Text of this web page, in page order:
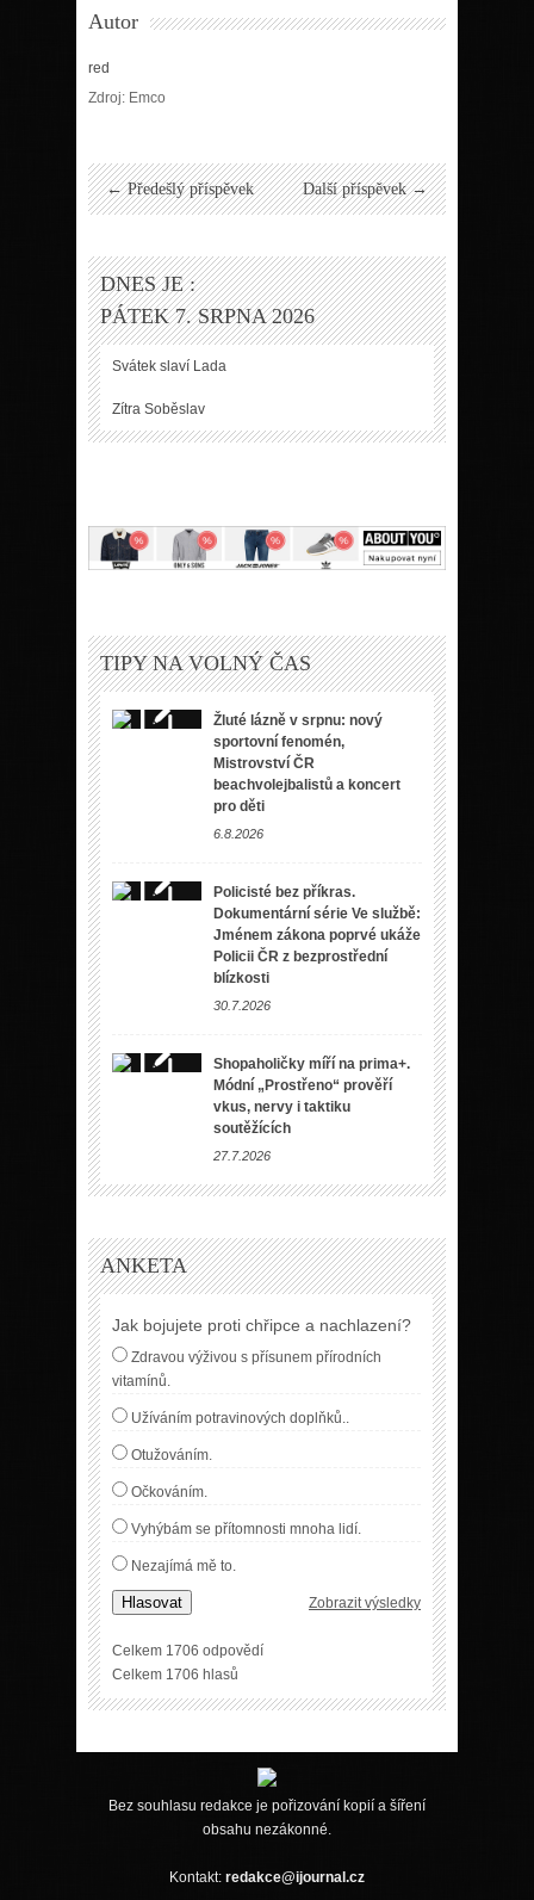
Autor
red
Zdroj: Emco
← Předešlý příspěvek Další příspěvek →
DNES JE :
PÁTEK 7. SRPNA 2026
Svátek slaví Lada
Zítra Soběslav
TIPY NA VOLNÝ ČAS
Žluté lázně v srpnu: nový
sportovní fenomén,
Mistrovství ČR
beachvolejbalistů a koncert
pro děti
6.8.2026
Policisté bez příkras.
Dokumentární série Ve službě:
Jménem zákona poprvé ukáže
Policii ČR z bezprostřední
blízkosti
30.7.2026
Shopaholičky míří na prima+.
Módní „Prostřeno“ prověří
vkus, nervy i taktiku
soutěžících
27.7.2026
ANKETA
Jak bojujete proti chřipce a nachlazení?
Zdravou výživou s přísunem přírodních
vitamínů.
Užíváním potravinových doplňků..
Otužováním.
Očkováním.
Vyhýbám se přítomnosti mnoha lidí.
Nezajímá mě to.
Hlasovat Zobrazit výsledky
Celkem 1706 odpovědí
Celkem 1706 hlasů
Bez souhlasu redakce je pořizování kopií a šíření
obsahu nezákonné.
Kontakt: redakce@ijournal.cz